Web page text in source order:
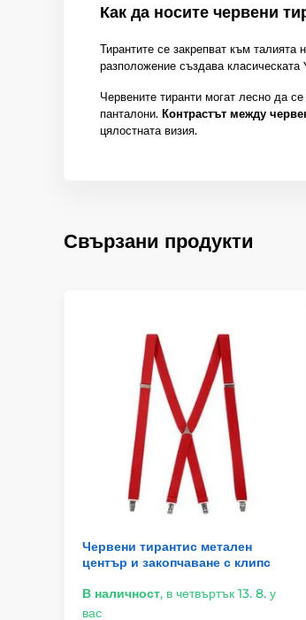
Как да носите червени
Тирантите се закрепват към
разположение създава
Червените тиранти могат лесно да
панталони. Контрастът между
цялостната визия.
Свързани продукти
Червени тирантис метален
център и закопчаване с клипс
В наличност, в четвъртък 13. 8. у
вас